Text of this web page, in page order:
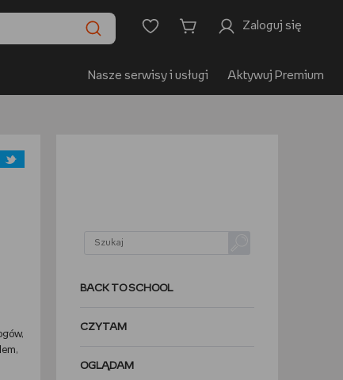
Zaloguj się
Nasze serwisy i usługi Aktywuj Premium
BACK TO SCHOOL
CZYTAM
OGLĄDAM